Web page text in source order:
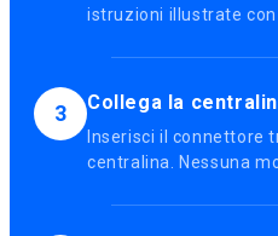
istruzioni illustrate
3 Collega la
Inserisci il connettore
centralina. Nessuna